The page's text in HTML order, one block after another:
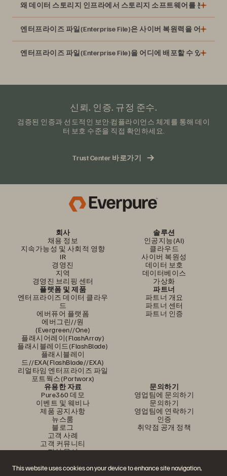
This website uses cookies on your device to enhance site navigation,
왜 데이터 스토리지 인프라에서 스토리지 소프트웨어를 분리해
엔터프라이즈 파일(Enterprise File)은 사이버 복원력을 어떻게 지
엔터프라이즈 파일(Enterprise File)을 어디에 배포할 수 있나요?
신뢰. 인증. 규정 준수.
검증된 인증과 선도적인 보안·컴플라이언스 체계를 통해 데이
터 보호 수준을 직접 확인하세요.
Trust Center 바로가기
회사
채용 정보
지속가능성 및 사회적 영향
IR
경영진
지역
경영진 브리핑 센터
솔루션
인공지능(AI)
클라우드
사이버 복원성
데이터 보호
데이터베이스
가상화
플랫폼 및 제품
엔터프라이즈 데이터 클라우
드
에버퓨어 플랫폼
에버그린//원
(Evergreen//One)
플래시어레이(FlashArray)
플래시블레이드(FlashBlade)
플래시블레이
드//EXA(FlashBlade//EXA)
리얼타임 엔터프라이즈 파일
포트웍스(Portworx)
파트너
파트너 개요
파트너 센터
파트너 인증
유용한 자료
Pure360 데모
이벤트 및 웨비나
제품 공지사항
뉴스룸
블로그
고객 사례
고객 커뮤니티
지식 문서
문의하기
영업팀에 문의하기
문의하기
영업팀에 연락하기
인증
취약점 공개 정책